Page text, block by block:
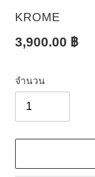
ผู้
KROME
ราคา
3,900.00 ฿
จำนวน